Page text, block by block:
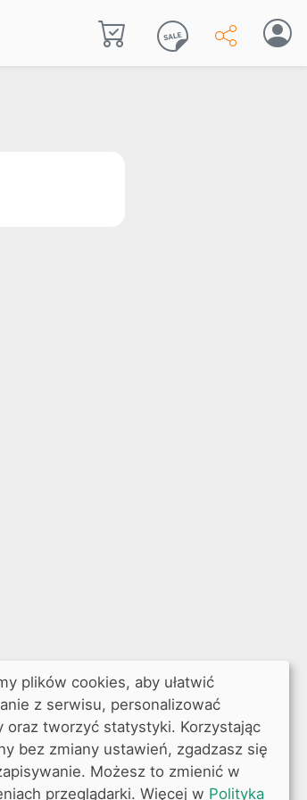
plików cookies, aby ułatwić
z serwisu, personalizować
oraz tworzyć statystyki. Korzystając
bez zmiany ustawień, zgadzasz się
Możesz to zmienić w
przeglądarki. Więcej w Polityka